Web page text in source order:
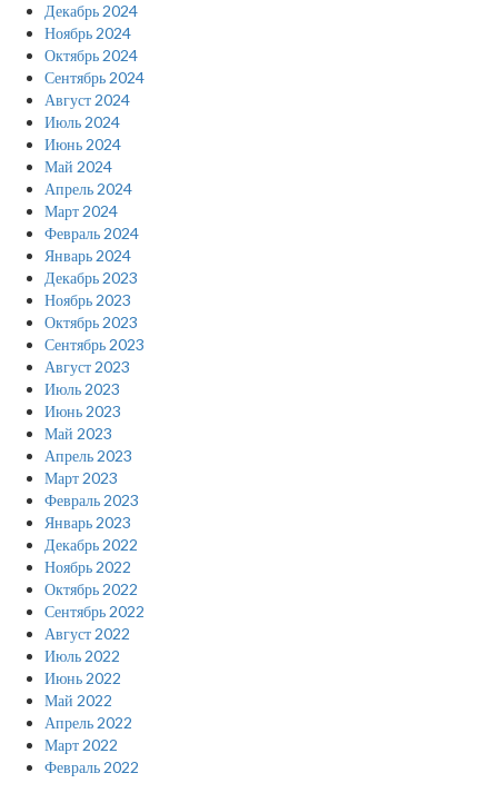
Декабрь 2024
Ноябрь 2024
Октябрь 2024
Сентябрь 2024
Август 2024
Июль 2024
Июнь 2024
Май 2024
Апрель 2024
Март 2024
Февраль 2024
Январь 2024
Декабрь 2023
Ноябрь 2023
Октябрь 2023
Сентябрь 2023
Август 2023
Июль 2023
Июнь 2023
Май 2023
Апрель 2023
Март 2023
Февраль 2023
Январь 2023
Декабрь 2022
Ноябрь 2022
Октябрь 2022
Сентябрь 2022
Август 2022
Июль 2022
Июнь 2022
Май 2022
Апрель 2022
Март 2022
Февраль 2022